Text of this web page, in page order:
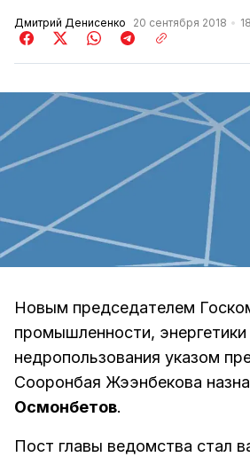
Дмитрий Денисенко 20 сентября 2018
Новым председателем
промышленности, энергетики
недропользования указом
Сооронбая Жээнбекова
Осмонбетов.
Пост главы ведомства стал